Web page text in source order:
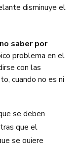
disminuye el
no saber por
problema en el
con las
cuando no es ni
se deben
que el
se quiere